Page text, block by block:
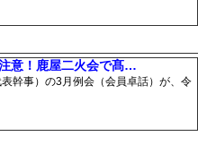
意！鹿屋二火会で髙…
幹事）の3月例会（会員卓話）が、令